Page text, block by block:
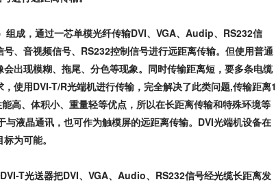
组成，通过一芯单模光纤传输DVI、 VGA、 Audip、 RS232信
、音视频信号、 RS232控制信号进行远距离传输。但使用普通
出现模糊、拖尾、分色等现象。同时传输距离短，要多条电缆
，使用DVI-T/R光端机进行传输，完全解决了此类问题,传输距离1
高、体积小、重量轻等优点，所以在长距离传输和特殊环境等
与液晶通讯，也可作为触模屏的远距离传输。 DVI光端机设备在
为可能。
DVI-T光送器把DVI、 VGA、 Audio、 RS232信号经光缆长距离发